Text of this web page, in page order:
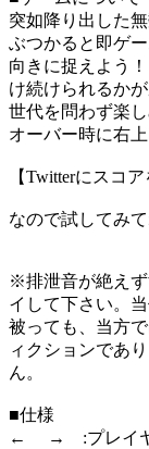
突如降り出した
ぶつかると即ゲ
向きに捉えよう
け続けられるか
世代を問わず楽
オーバー時に右
【Twitterにスコ
なので試してみて
※排泄音が絶えず
イして下さい。
被っても、当方
ィクションであ
ん。
■仕様
← → :プレイヤ